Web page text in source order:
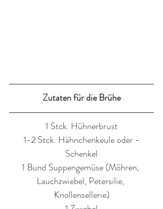
Zutaten für die Brühe
1 Stck. Hühnerbrust
1-2 Stck. Hähnchenkeule oder -
Schenkel
1 Bund Suppengemüse (Möhren,
Lauchzwiebel, Petersilie,
Knollensellerie)